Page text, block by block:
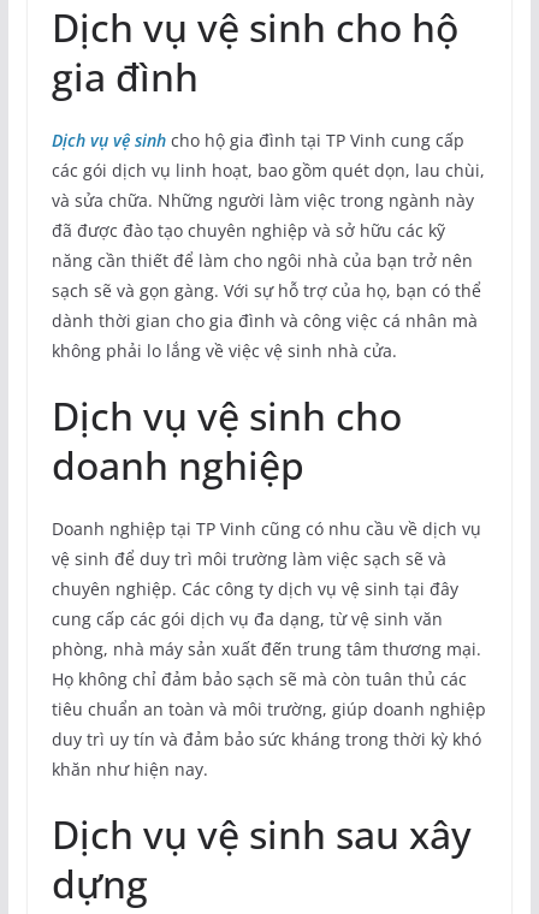
Dịch vụ vệ sinh cho hộ
gia đình
Dịch vụ vệ sinhcho hộ gia đình tại TP Vinh cung cấp
các gói dịch vụ linh hoạt, bao gồm quét dọn, lau chùi,
và sửa chữa. Những người làm việc trong ngành này
đã được đào tạo chuyên nghiệp và sở hữu các kỹ
năng cần thiết để làm cho ngôi nhà của bạn trở nên
sạch sẽ và gọn gàng. Với sự hỗ trợ của họ, bạn có thể
dành thời gian cho gia đình và công việc cá nhân mà
không phải lo lắng về việc vệ sinh nhà cửa.
Dịch vụ vệ sinh cho
doanh nghiệp
Doanh nghiệp tại TP Vinh cũng có nhu cầu về dịch vụ
vệ sinh để duy trì môi trường làm việc sạch sẽ và
chuyên nghiệp. Các công ty dịch vụ vệ sinh tại đây
cung cấp các gói dịch vụ đa dạng, từ vệ sinh văn
phòng, nhà máy sản xuất đến trung tâm thương mại.
Họ không chỉ đảm bảo sạch sẽ mà còn tuân thủ các
tiêu chuẩn an toàn và môi trường, giúp doanh nghiệp
duy trì uy tín và đảm bảo sức kháng trong thời kỳ khó
khăn như hiện nay.
Dịch vụ vệ sinh sau xây
dựng